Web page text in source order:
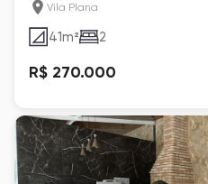
Vila Plana
41m² 2
R$ 270.000